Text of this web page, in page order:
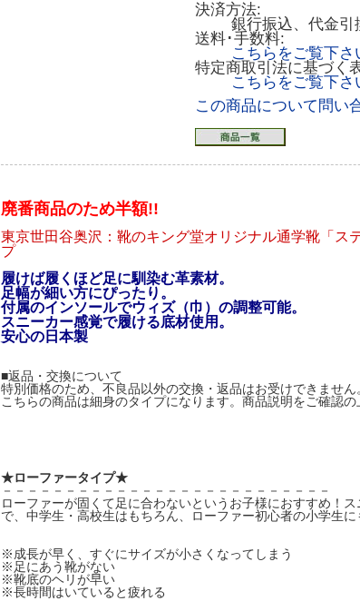
決済方法:
銀行振込、代金引
送料･手数料:
こちらをご覧下さ
特定商取引法に基づく
こちらをご覧下さ
この商品について問い
廃番商品のため半額!!
東京世田谷奥沢：靴のキング堂オリジナル通学靴「ス
プ
履けば履くほど足に馴染む革素材。
足幅が細い方にぴったり。
付属のインソールでウィズ（巾）の調整可能。
スニーカー感覚で履ける底材使用。
安心の日本製
■返品・交換について
特別価格のため、不良品以外の交換・返品はお受けできません
こちらの商品は細身のタイプになります。商品説明をご確認の
★ローファータイプ★
－－－－－－－－－－－－－－－－－－－－－－－－－－
ローファーが固くて足に合わないというお子様におすすめ！
で、中学生・高校生はもちろん、ローファー初心者の小学生に
※成長が早く、すぐにサイズが小さくなってしまう
※足にあう靴がない
※靴底のヘリが早い
※長時間はいていると疲れる